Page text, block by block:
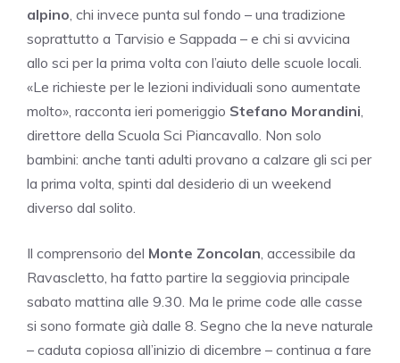
alpino , chi invece punta sul fondo – una tradizione
soprattutto a Tarvisio e Sappada – e chi si avvicina
allo sci per la prima volta con l’aiuto delle scuole locali.
«Le richieste per le lezioni individuali sono aumentate
molto», racconta ieri pomeriggio Stefano Morandini
direttore della Scuola Sci Piancavallo. Non solo
bambini: anche tanti adulti provano a calzare gli sci per
la prima volta, spinti dal desiderio di un weekend
diverso dal solito.
Il comprensorio del Monte Zoncolan , accessibile da
Ravascletto, ha fatto partire la seggiovia principale
sabato mattina alle 9.30. Ma le prime code alle casse
si sono formate già dalle 8. Segno che la neve naturale
– caduta copiosa all’inizio di dicembre – continua a fare